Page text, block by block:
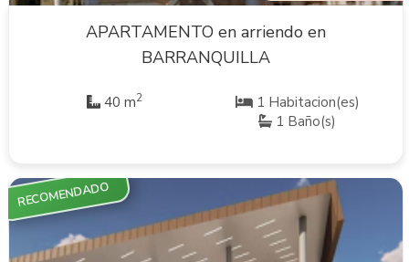
APARTAMENTO en arriendo en
BARRANQUILLA
40 m2
1 Habitacion(es)
1 Baño(s)
RECOMENDADO